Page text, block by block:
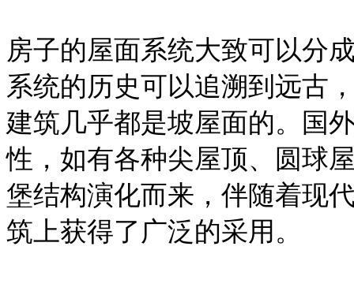
房子的屋面系统大致可以分
系统的历史可以追溯到远古
建筑几乎都是坡屋面的。国
性，如有各种尖屋顶、圆球
堡结构演化而来，伴随着现
筑上获得了广泛的采用。